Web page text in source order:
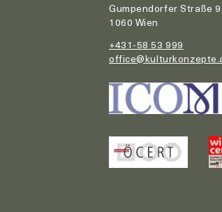
Gumpendorfer Straße
1060 Wien
+431-58 53 999